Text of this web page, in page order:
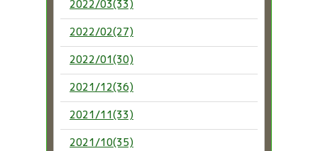
2022/03(33)
2022/02(27)
2022/01(30)
2021/12(36)
2021/11(33)
2021/10(35)